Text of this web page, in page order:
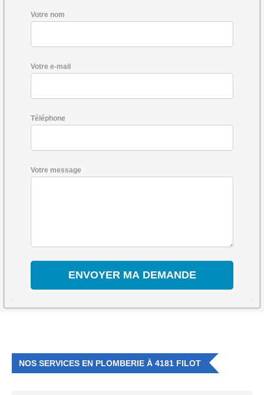
Votre nom
Votre e-mail
Téléphone
Votre message
NOS SERVICES EN PLOMBERIE À 4181 FILOT